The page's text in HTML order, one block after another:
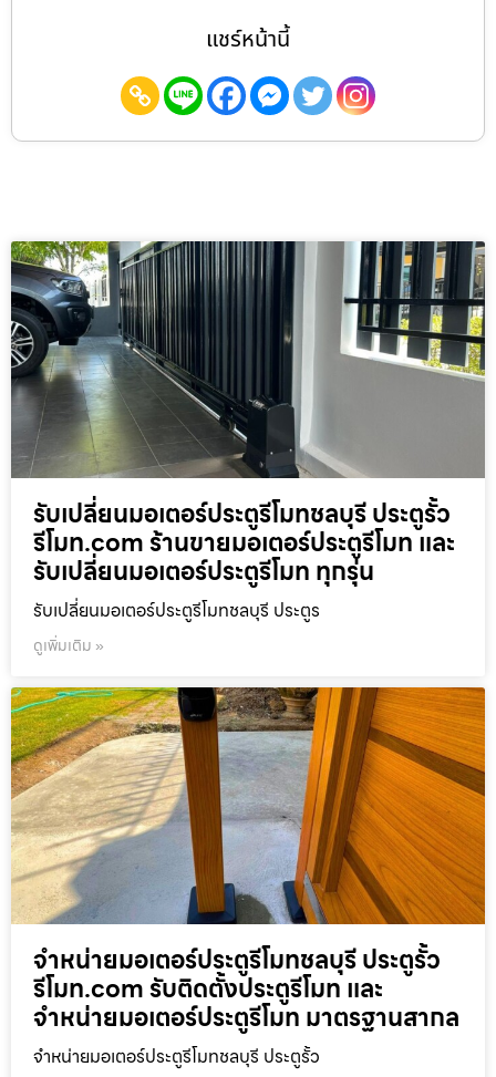
แชร์หน้านี้
รับเปลี่ยนมอเตอร์ประตูรีโมทชลบุรี ประตูรั้ว
รีโมท.com ร้านขายมอเตอร์ประตูรีโมท และ
รับเปลี่ยนมอเตอร์ประตูรีโมท ทุกรุ่น
รับเปลี่ยนมอเตอร์ประตูรีโมทชลบุรี ประตูร
ดูเพิ่มเติม »
จำหน่ายมอเตอร์ประตูรีโมทชลบุรี ประตูรั้ว
รีโมท.com รับติดตั้งประตูรีโมท และ
จำหน่ายมอเตอร์ประตูรีโมท มาตรฐานสากล
จำหน่ายมอเตอร์ประตูรีโมทชลบุรี ประตูรั้ว